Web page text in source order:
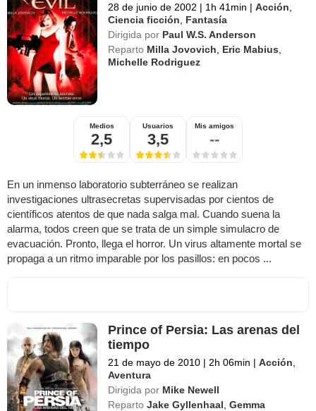
28 de junio de 2002 | 1h 41min | Acción
Ciencia ficción
Fantasía
Dirigida por Paul W.S. Anderson
Reparto Milla Jovovich Eric Mabius
Michelle Rodriguez
Medios
2,5
Usuarios
3,5
Mis amigos
--
En un inmenso laboratorio subterráneo se realizan
investigaciones ultrasecretas supervisadas por cientos de
científicos atentos de que nada salga mal. Cuando suena la
alarma, todos creen que se trata de un simple simulacro de
evacuación. Pronto, llega el horror. Un virus altamente mortal se
propaga a un ritmo imparable por los pasillos: en pocos ...
Prince of Persia: Las arenas del
tiempo
21 de mayo de 2010 | 2h 06min | Acción
Aventura
Dirigida por Mike Newell
Reparto Jake Gyllenhaal ,Gemma